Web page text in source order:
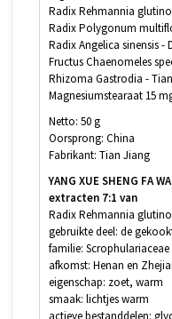
Radix Rehmannia
Radix Polygonum
Radix Angelica sinensis -
Fructus Chaenomeles
Rhizoma Gastrodia -
Magnesiumstearaat 15
Netto: 50 g
Oorsprong: China
Fabrikant: Tian Jiang
YANG XUE SHENG FA
extracten 7:1 van
Radix Rehmannia
gebruikte deel: de
familie: Scrophulariaceae
afkomst: Henan en
eigenschap: zoet, warm
smaak: lichtjes warm
actieve bestanddelen: